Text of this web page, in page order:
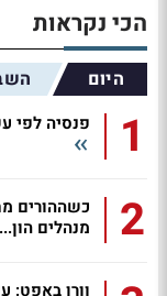
הכי נקראות
היום
1 פנסיה לפי עשור:
2
כשההורים
מנהלים הון...
וורן באפט: